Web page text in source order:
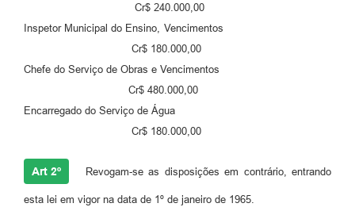
Cr$ 240.000,00
Inspetor Municipal do Ensino, Vencimentos
Cr$ 180.000,00
Chefe do Serviço de Obras e Vencimentos
Cr$ 480.000,00
Encarregado do Serviço de Água
Cr$ 180.000,00
Art 2º Revogam-se as disposições em contrário, entrando
esta lei em vigor na data de 1º de janeiro de 1965.